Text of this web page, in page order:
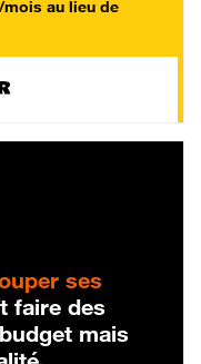
mois au lieu de
ses
faire des
mais